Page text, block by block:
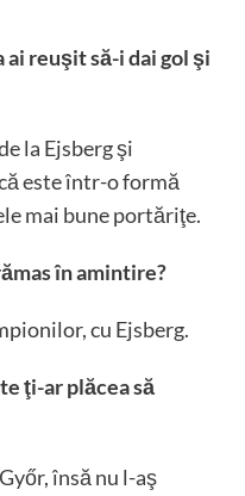
ai reuşit să-i dai gol şi
la Ejsberg şi
este într-o formă
mai bune portăriţe.
în amintire?
cu Ejsberg.
ţi-ar plăcea să
însă nu l-aş